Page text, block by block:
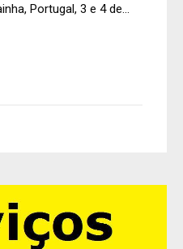
Portugal, 3 e 4 de...